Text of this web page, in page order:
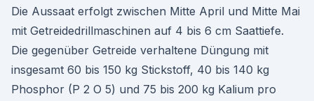
Die Aussaat erfolgt zwischen Mitte April und Mitte Mai
mit Getreidedrillmaschinen auf 4 bis 6 cm Saattiefe.
Die gegenüber Getreide verhaltene Düngung mit
insgesamt 60 bis 150 kg Stickstoff, 40 bis 140 kg
Phosphor (P 2 O 5) und 75 bis 200 kg Kalium pro